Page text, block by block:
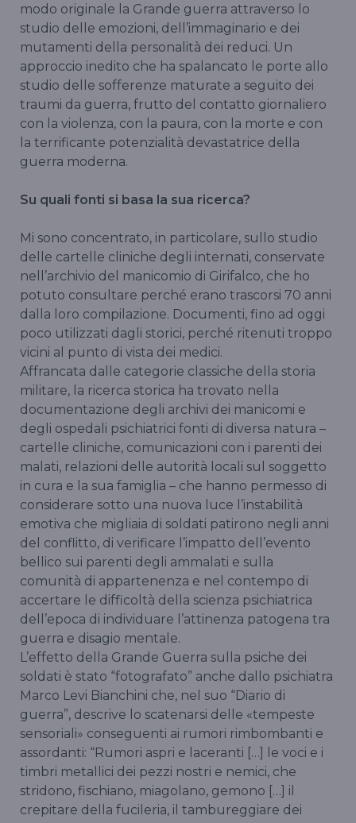
modo originale la Grande guerra attraverso lo
studio delle emozioni, dell’immaginario e dei
mutamenti della personalità dei reduci. Un
approccio inedito che ha spalancato le porte allo
studio delle sofferenze maturate a seguito dei
traumi da guerra, frutto del contatto giornaliero
con la violenza, con la paura, con la morte e con
la terrificante potenzialità devastatrice della
guerra moderna.
Su quali fonti si basa la sua ricerca?
Mi sono concentrato, in particolare, sullo studio
delle cartelle cliniche degli internati, conservate
nell’archivio del manicomio di Girifalco, che ho
potuto consultare perché erano trascorsi 70 anni
dalla loro compilazione. Documenti, fino ad oggi
poco utilizzati dagli storici, perché ritenuti troppo
vicini al punto di vista dei medici.
Affrancata dalle categorie classiche della storia
militare, la ricerca storica ha trovato nella
documentazione degli archivi dei manicomi e
degli ospedali psichiatrici fonti di diversa natura –
cartelle cliniche, comunicazioni con i parenti dei
malati, relazioni delle autorità locali sul soggetto
in cura e la sua famiglia – che hanno permesso di
considerare sotto una nuova luce l’instabilità
emotiva che migliaia di soldati patirono negli anni
del conflitto, di verificare l’impatto dell’evento
bellico sui parenti degli ammalati e sulla
comunità di appartenenza e nel contempo di
accertare le difficoltà della scienza psichiatrica
dell’epoca di individuare l’attinenza patogena tra
guerra e disagio mentale.
L’effetto della Grande Guerra sulla psiche dei
soldati è stato “fotografato” anche dallo psichiatra
Marco Levi Bianchini che, nel suo “Diario di
guerra”, descrive lo scatenarsi delle «tempeste
sensoriali» conseguenti ai rumori rimbombanti e
assordanti: “Rumori aspri e laceranti […] le voci e i
timbri metallici dei pezzi nostri e nemici, che
stridono, fischiano, miagolano, gemono […] il
crepitare della fucileria, il tambureggiare dei